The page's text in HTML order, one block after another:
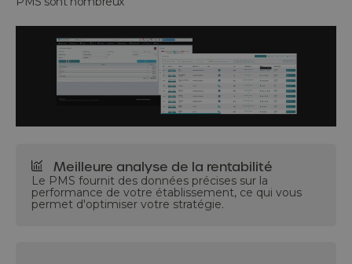
Meilleure analyse de la rentabilité
Le PMS fournit des données précises sur la
performance de votre établissement, ce qui vous
permet d'optimiser votre stratégie.